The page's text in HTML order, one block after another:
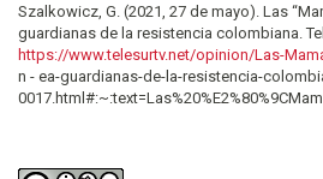
Szalkowicz, G. (2021, 27 de mayo). Las
guardianas de la resistencia colombiana.
https://www.telesurtv.net/opinion/Las-
n - ea-guardianas-de-la-resistencia-